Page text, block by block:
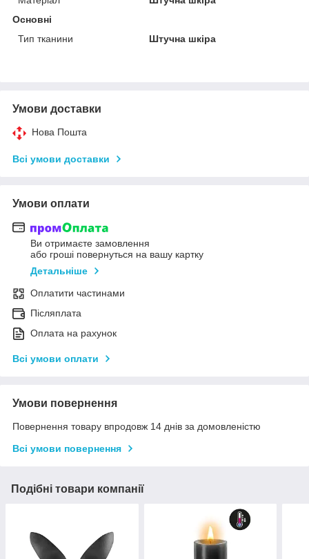
Основні
Тип тканини
Штучна шкіра
Умови доставки
Нова Пошта
Всі умови доставки
Умови оплати
Ви отримаєте замовлення
або гроші повернуться на вашу картку
Детальніше
Оплатити частинами
Післяплата
Оплата на рахунок
Всі умови оплати
Умови повернення
Повернення товару впродовж 14 днів за домовленістю
Всі умови повернення
Подібні товари компанії